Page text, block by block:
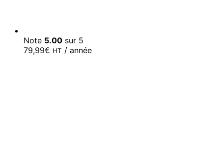
Note 5.00 sur 5
79,99€ HT / année